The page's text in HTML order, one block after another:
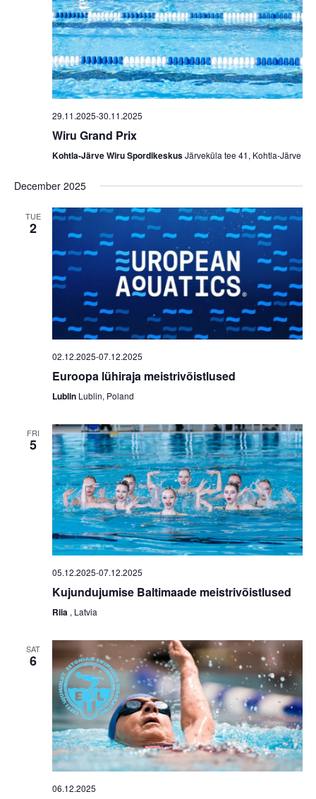
29.11.2025-30.11.2025
Wiru Grand Prix
Kohtla-Järve Wiru SpordikeskusJärveküla tee 41, Kohtla-Järve
December 2025
TUE
2
02.12.2025-07.12.2025
Euroopa lühiraja meistrivõistlused
Lublin Lublin, Poland
FRI
5
05.12.2025-07.12.2025
Kujundujumise Baltimaade meistrivõistlused
Riia , Latvia
SAT
6
06.12.2025